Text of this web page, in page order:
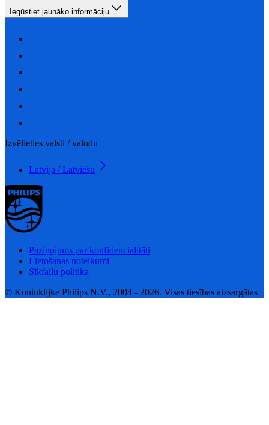
Iegūstiet jaunāko informāciju
Izvēlieties valsti / valodu
Latvija / Latviešu
Paziņojums par konfidencialitāti
Lietošanas noteikumi
Sīkfailu politika
© Koninklijke Philips N.V., 2004 - 2026. Visas tiesības aizsargātas